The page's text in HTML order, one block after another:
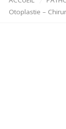
Otoplastie –